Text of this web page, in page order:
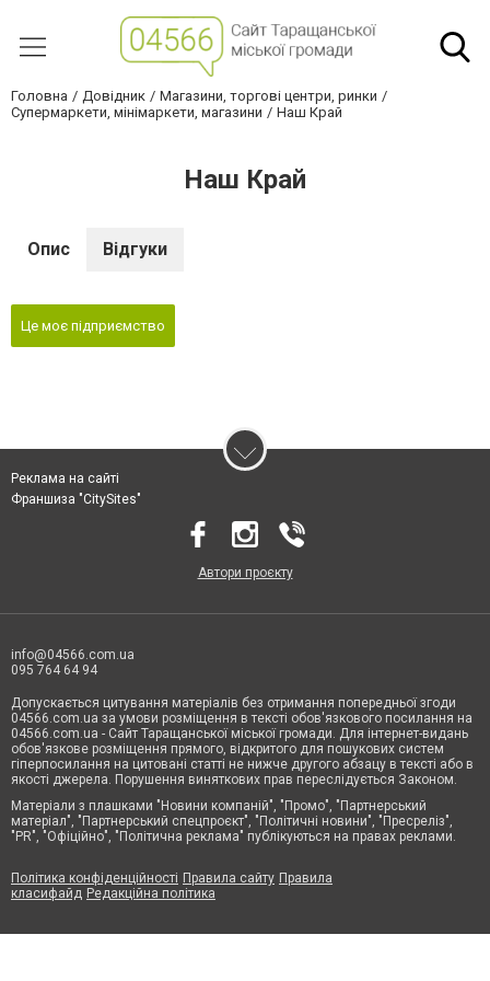
Головна Довідник
Магазини, торгові центри, ринки
Супермаркети, мінімаркети, магазини
Наш Край
Наш Край
Опис Відгуки
Це моє підприємство
Реклама на сайті
Франшиза "CitySites"
Автори проєкту
info@04566.com.ua
095 764 64 94
Допускається цитування матеріалів без отримання попередньої згоди
04566.com.ua за умови розміщення в тексті обов'язкового посилання на
04566.com.ua - Cайт Таращанської міської громади. Для інтернет-видань
обов'язкове розміщення прямого, відкритого для пошукових систем
гіперпосилання на цитовані статті не нижче другого абзацу в тексті або в
якості джерела. Порушення виняткових прав переслідується Законом.
Матеріали з плашками "Новини компаній", "Промо", "Партнерський
матеріал", "Партнерський спецпроєкт", "Політичні новини", "Пресреліз",
"PR", "Офіційно", "Політична реклама" публікуються на правах реклами.
Політика конфіденційності Правила сайту Правила
класифайд Редакційна політика